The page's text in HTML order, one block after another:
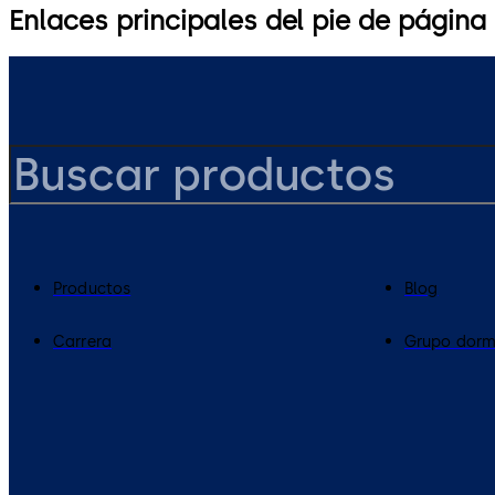
Enlaces principales del pie de página
Productos Blog
Carrera Grupo